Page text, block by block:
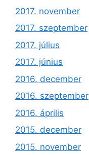
2017. november
2017. szeptember
2017. július
2017. június
2016. december
2016. szeptember
2016. április
2015. december
2015. november